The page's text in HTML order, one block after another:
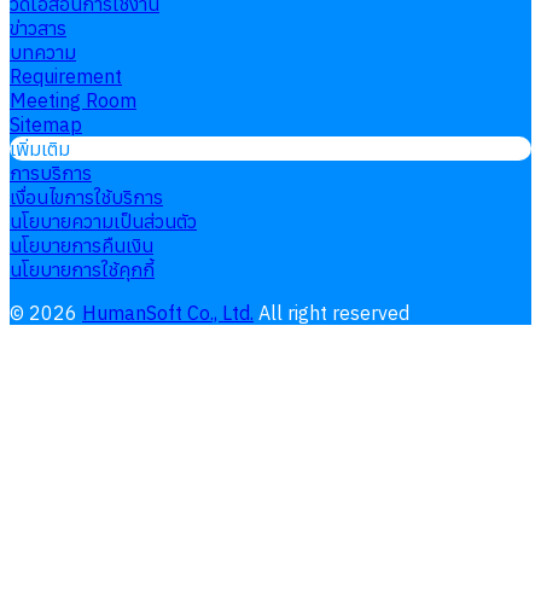
ข่าวสาร
บทความ
Requirement
Meeting Room
Sitemap
เพิ่มเติม
การบริการ
เงื่อนไขการใช้บริการ
นโยบายความเป็นส่วนตัว
นโยบายการคืนเงิน
นโยบายการใช้คุกกี้
© 2026 HumanSoft Co., Ltd. All right reserved